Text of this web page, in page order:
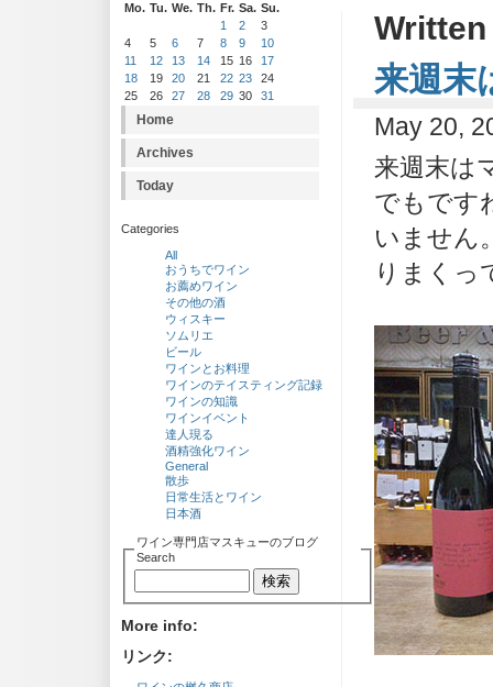
Mo. Tu. We. Th. Fr. Sa. Su.
1
2
3
4
5 6 7 8 9
10
11
12 13 14 15 16
17
18
19 20 21 22 23
24
25
26 27 28 29 30 31
Home
Archives
Today
Categories
All
おうちでワイン
お薦めワイン
その他の酒
ウィスキー
ソムリエ
ビール
ワインとお料理
ワインのテイスティング記録
ワインの知識
ワインイベント
達人現る
酒精強化ワイン
General
散歩
日常生活とワイン
日本酒
ワイン専門店マスキューのブログ
Search
More info:
リンク:
Written
来週末
May 20,
来週末は
でもです
いません
りまくっ